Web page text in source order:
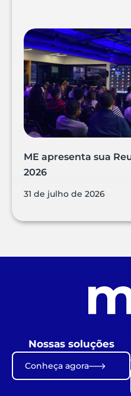
ME apresenta sua
2026
31 de julho de 2026
Nossas soluções
Conheça agora